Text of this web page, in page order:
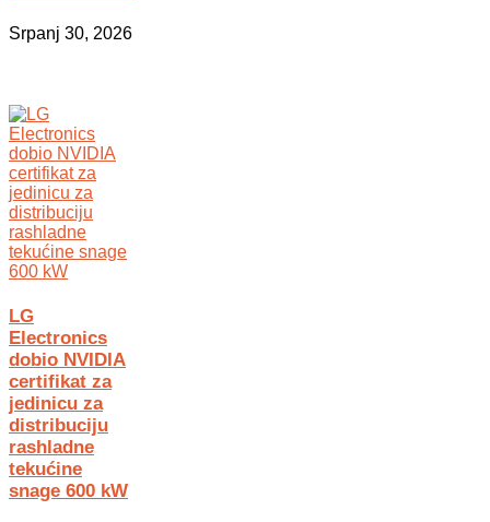
Srpanj 30, 2026
LG
Electronics
dobio NVIDIA
certifikat za
jedinicu za
distribuciju
rashladne
tekućine
snage 600 kW